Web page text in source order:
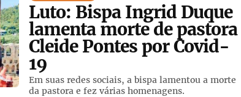
Luto: Bispa Ingrid Duque
lamenta morte de pastora
Cleide Pontes por Covid-
19
Em suas redes sociais, a bispa lamentou a morte
da pastora e fez várias homenagens.